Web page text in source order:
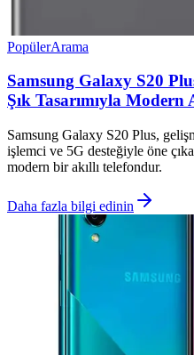
PopülerArama
Samsung Galaxy S20
Şık Tasarımıyla Modern
Samsung Galaxy S20 Plus,
işlemci ve 5G desteğiyle öne
modern bir akıllı telefondur.
Daha fazla bilgi edinin